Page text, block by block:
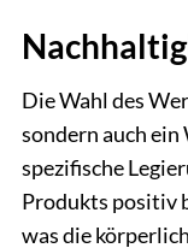
Die Wahl des
sondern auch
spezifische
Produkts positiv
was die